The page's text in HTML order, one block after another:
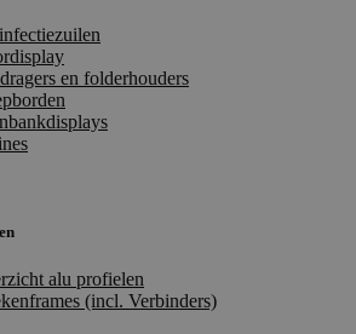
en folderhouders
alu profielen
(incl. Verbinders)